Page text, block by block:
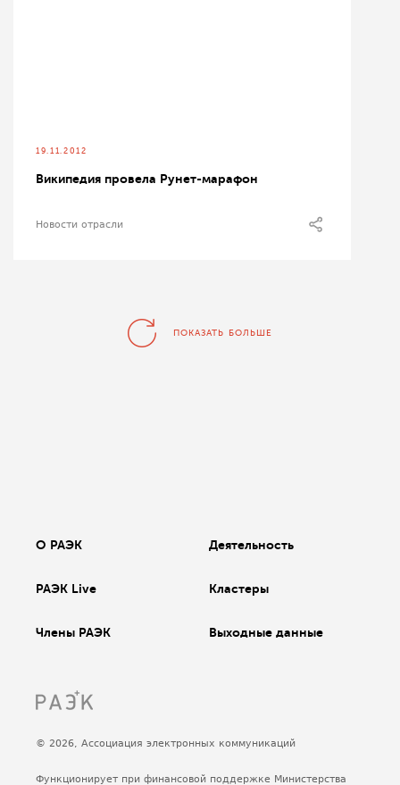
19.11.2012
Википедия провела Рунет-марафон
Новости отрасли
ПОКАЗАТЬ БОЛЬШЕ
О РАЭК Деятельность
РАЭК Live Кластеры
Члены РАЭК Выходные данные
© 2026, Ассоциация электронных коммуникаций
Функционирует при финансовой поддержке Министерства